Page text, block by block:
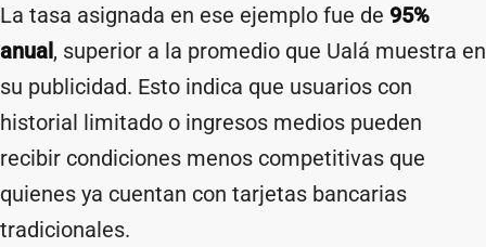
La tasa asignada en ese ejemplo fue de 95%
anual, superior a la promedio que Ualá muestra en
su publicidad. Esto indica que usuarios con
historial limitado o ingresos medios pueden
recibir condiciones menos competitivas que
quienes ya cuentan con tarjetas bancarias
tradicionales.